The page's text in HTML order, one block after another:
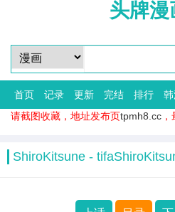
头牌漫
首页 记录 更新 完结 排行
请截图收藏，地址发布页tpmh8.cc
ShiroKitsune -